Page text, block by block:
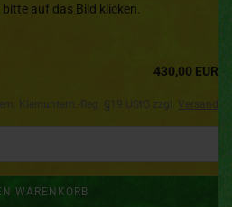
auf das Bild klicken.
430,00 EUR
WARENKORB